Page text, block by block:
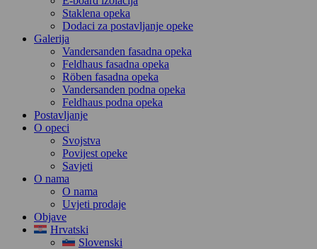
Staklena opeka
Dodaci za postavljanje opeke
Galerija
Vandersanden fasadna opeka
Feldhaus fasadna opeka
Röben fasadna opeka
Vandersanden podna opeka
Feldhaus podna opeka
Postavljanje
O opeci
Svojstva
Povijest opeke
Savjeti
O nama
O nama
Uvjeti prodaje
Objave
Hrvatski
Slovenski